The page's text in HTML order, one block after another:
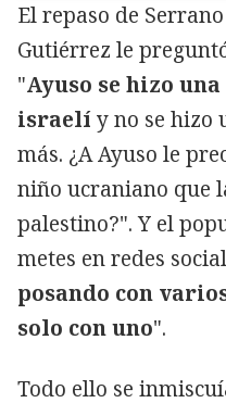
El repaso de
Gutiérrez le
"Ayuso se hizo
israelíy no se hizo
más. ¿A Ayuso le
niño ucraniano que
palestino?". Y el
metes en redes
posando con
solo con uno".
Todo ello se